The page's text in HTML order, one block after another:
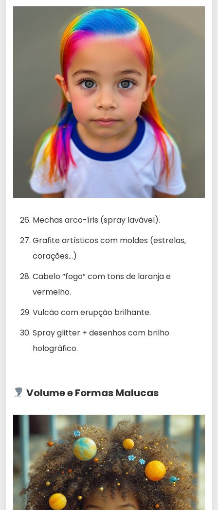
Mechas arco-íris (spray lavável).
Grafite artísticos com moldes (estrelas,
corações…)
Cabelo “fogo” com tons de laranja e
vermelho.
Vulcão com erupção brilhante.
Spray glitter + desenhos com brilho
holográfico.
Volume e Formas Malucas